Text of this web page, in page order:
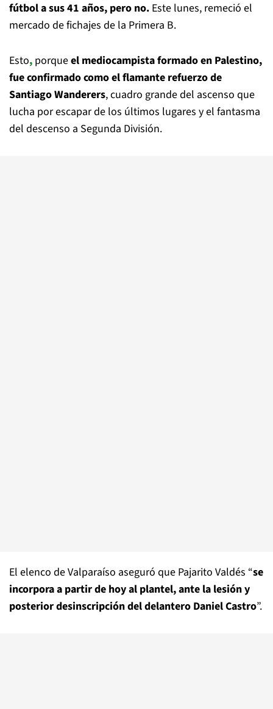
fútbol a sus 41 años, pero no. Este lunes, remeció el
mercado de fichajes de la Primera B.
Esto, porqueel mediocampista formado en Palestino,
fue confirmado como el flamante refuerzo de
Santiago Wanderers, cuadro grande del ascenso que
lucha por escapar de los últimos lugares y el fantasma
del descenso a Segunda División.
El elenco de Valparaíso aseguró que Pajarito Valdés “se
incorpora a partir de hoy al plantel, ante la lesión y
posterior desinscripción del delantero Daniel Castro”.